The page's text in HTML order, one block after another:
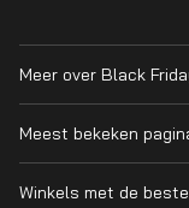
Meer over Black
Wanneer is Black Friday?
Cyber Monday 2026
Meest bekeken
Winkels met de